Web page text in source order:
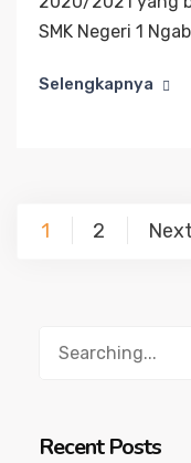
SMK Negeri 1
Selengkapnya
1 2 Next
Recent Posts